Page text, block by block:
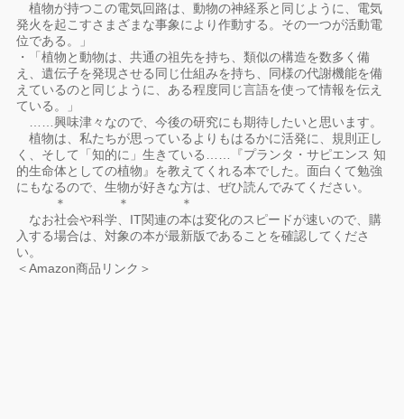
植物が持つこの電気回路は、動物の神経系と同じように、電気
発火を起こすさまざまな事象により作動する。その一つが活動電
位である。」
・「植物と動物は、共通の祖先を持ち、類似の構造を数多く備
え、遺伝子を発現させる同じ仕組みを持ち、同様の代謝機能を備
えているのと同じように、ある程度同じ言語を使って情報を伝え
ている。」
……興味津々なので、今後の研究にも期待したいと思います。
植物は、私たちが思っているよりもはるかに活発に、規則正し
く、そして「知的に」生きている……『プランタ・サピエンス 知
的生命体としての植物』を教えてくれる本でした。面白くて勉強
にもなるので、生物が好きな方は、ぜひ読んでみてください。
＊ ＊ ＊
なお社会や科学、IT関連の本は変化のスピードが速いので、購
入する場合は、対象の本が最新版であることを確認してくださ
い。
＜Amazon商品リンク＞